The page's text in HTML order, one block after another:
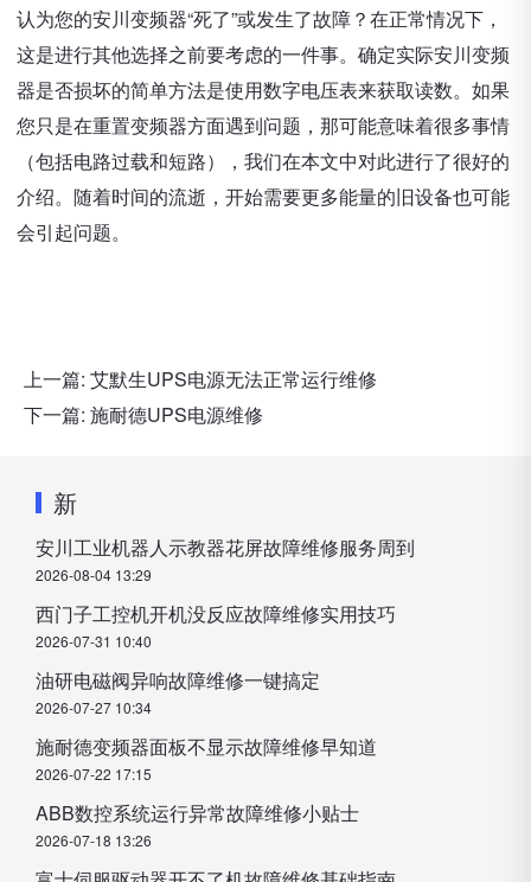
认为您的安川变频器“死了”或发生了故障？在正常情况下，
这是进行其他选择之前要考虑的一件事。确定实际安川变频
器是否损坏的简单方法是使用数字电压表来获取读数。如果
您只是在重置变频器方面遇到问题，那可能意味着很多事情
（包括电路过载和短路），我们在本文中对此进行了很好的
介绍。随着时间的流逝，开始需要更多能量的旧设备也可能
会引起问题。
上一篇: 艾默生UPS电源无法正常运行维修
下一篇: 施耐德UPS电源维修
新
安川工业机器人示教器花屏故障维修服务周到
2026-08-04 13:29
西门子工控机开机没反应故障维修实用技巧
2026-07-31 10:40
油研电磁阀异响故障维修一键搞定
2026-07-27 10:34
施耐德变频器面板不显示故障维修早知道
2026-07-22 17:15
ABB数控系统运行异常故障维修小贴士
2026-07-18 13:26